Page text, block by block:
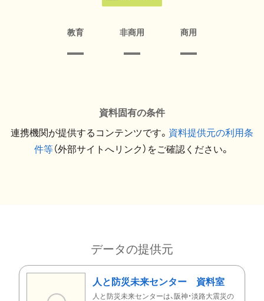
教育 非商用 商用
資料固有の条件
連携機関が提供するコンテンツです。 資料提供元の利用条
件等（外部サイトへリンク）をご確認ください。
データの提供元
人と防災未来センター 資料室
人と防災未来センターは、阪神・淡路大震災の